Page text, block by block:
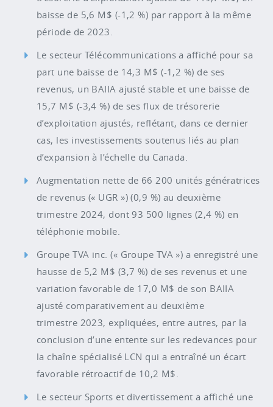
baisse de 5,6 M$ (-1,2 %) par rapport à la même
période de 2023.
Le secteur Télécommunications a affiché pour sa
part une baisse de 14,3 M$ (-1,2 %) de ses
revenus, un BAIIA ajusté stable et une baisse de
15,7 M$ (-3,4 %) de ses flux de trésorerie
d’exploitation ajustés, reflétant, dans ce dernier
cas, les investissements soutenus liés au plan
d’expansion à l’échelle du Canada.
Augmentation nette de 66 200 unités génératrices
de revenus (« UGR ») (0,9 %) au deuxième
trimestre 2024, dont 93 500 lignes (2,4 %) en
téléphonie mobile.
Groupe TVA inc. (« Groupe TVA ») a enregistré une
hausse de 5,2 M$ (3,7 %) de ses revenus et une
variation favorable de 17,0 M$ de son BAIIA
ajusté comparativement au deuxième
trimestre 2023, expliquées, entre autres, par la
conclusion d’une entente sur les redevances pour
la chaîne spécialisé LCN qui a entraîné un écart
favorable rétroactif de 10,2 M$.
Le secteur Sports et divertissement a affiché une